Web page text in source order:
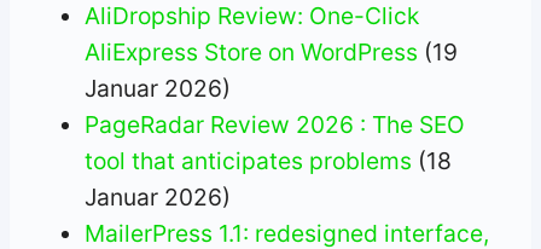
AliDropship Review: One-Click
AliExpress Store on WordPress (19
Januar 2026)
PageRadar Review 2026 : The SEO
tool that anticipates problems (18
Januar 2026)
MailerPress 1.1: redesigned interface,